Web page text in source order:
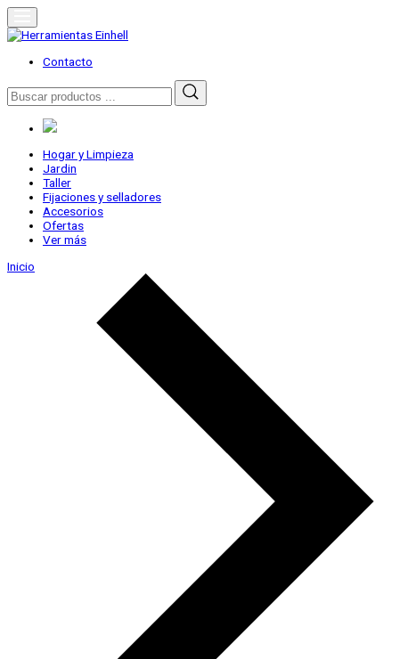
Skip
to
content
Herramientas Einhell
Distribuidor Oficial
Contacto
Buscar
por:
Hogar y Limpieza
Jardin
Taller
Fijaciones y selladores
Accesorios
Ofertas
Ver más
Inicio